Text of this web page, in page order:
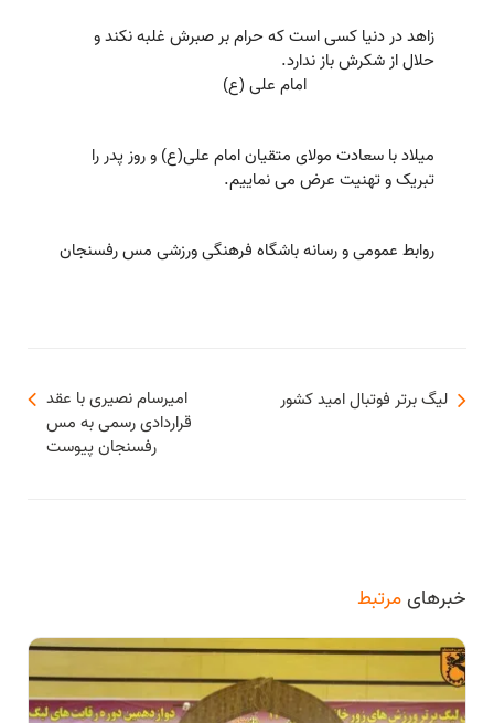
زاهد در دنیا کسی است که حرام بر صبرش غلبه نکند و
حلال از شکرش باز ندارد.
امام علی (ع)
میلاد با سعادت مولای متقیان امام علی(ع) و روز پدر را
تبریک و تهنیت عرض می نماییم.
روابط عمومی و رسانه باشگاه فرهنگی ورزشی مس رفسنجان
امیرسام نصیری با عقد
قراردادی رسمی به مس
رفسنجان پیوست
لیگ برتر فوتبال امید کشور
خبرهایمرتبط